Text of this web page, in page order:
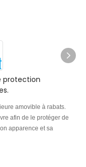
protection
amovible à rabats.
afin de le protéger de
apparence et sa